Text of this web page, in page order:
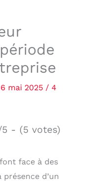
6 mai 2025 / 4
- (5 votes)
face à des
d’un